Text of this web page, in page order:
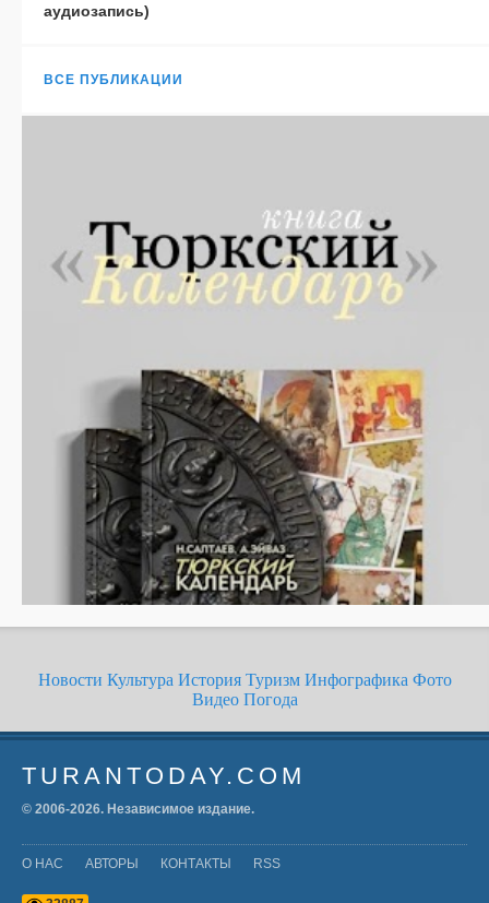
аудиозапись)
ВСЕ ПУБЛИКАЦИИ
Новости Культура История Туризм Инфографика Фото
Видео Погода
TURANTODAY.COM
© 2006-2026. Независимое издание.
О НАС АВТОРЫ КОНТАКТЫ RSS